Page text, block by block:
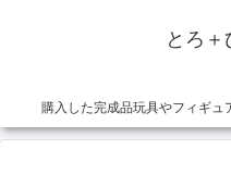
とろ＋
購入した完成品玩具やフィギュ